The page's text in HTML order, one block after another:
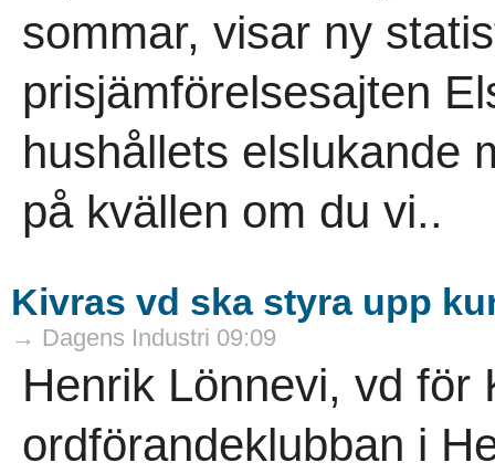
sommar, visar ny
prisjämförelsesajten
hushållets elslukande
på kvällen om du vi..
Kivras vd ska styra upp
→ Dagens Industri 09:09
Henrik Lönnevi, vd för
ordförandeklubban i